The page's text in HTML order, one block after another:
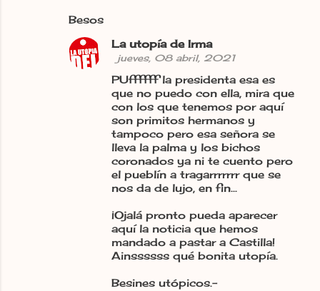
Besos
La utopía de Irma
jueves, 08 abril, 2021
PUffffff la presidenta esa es
que no puedo con ella, mira que
con los que tenemos por aquí
son primitos hermanos y
tampoco pero esa señora se
lleva la palma y los bichos
coronados ya ni te cuento pero
el pueblín a tragarrrrrrr que se
nos da de lujo, en fin...
¡Ojalá pronto pueda aparecer
aquí la noticia que hemos
mandado a pastar a Castilla!
Ainssssss qué bonita utopía.
Besines utópicos.-